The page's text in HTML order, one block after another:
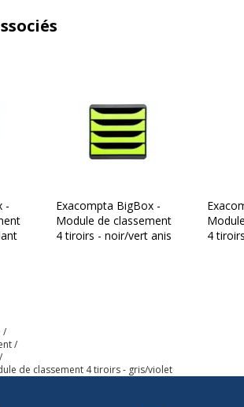
267 mm
-
Exacompta BigBox -
Module de classement
4 tiroirs - noir/vert anis
4
de classement 4 tiroirs - gris/violet